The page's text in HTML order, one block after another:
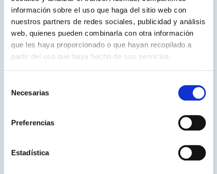
información sobre el uso que haga del sitio web con
nuestros partners de redes sociales, publicidad y análisis
web, quienes pueden combinarla con otra información
que les haya proporcionado o que hayan recopilado a
partir del uso que haya hecho de sus servicios.
Necesarias
Preferencias
Estadística
Applications Management Association,Information
Resources IGI Global, 2 mar. 2018 – 1845 páginas